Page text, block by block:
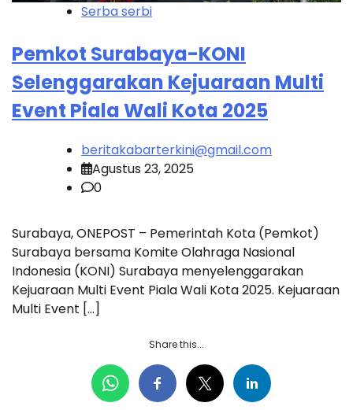
Serba serbi
Pemkot Surabaya-KONI
Selenggarakan Kejuaraan Multi
Event Piala Wali Kota 2025
beritakabarterkini@gmail.com
Agustus 23, 2025
0
Surabaya, ONEPOST – Pemerintah Kota (Pemkot)
Surabaya bersama Komite Olahraga Nasional
Indonesia (KONI) Surabaya menyelenggarakan
Kejuaraan Multi Event Piala Wali Kota 2025. Kejuaraan
Multi Event […]
Share this...